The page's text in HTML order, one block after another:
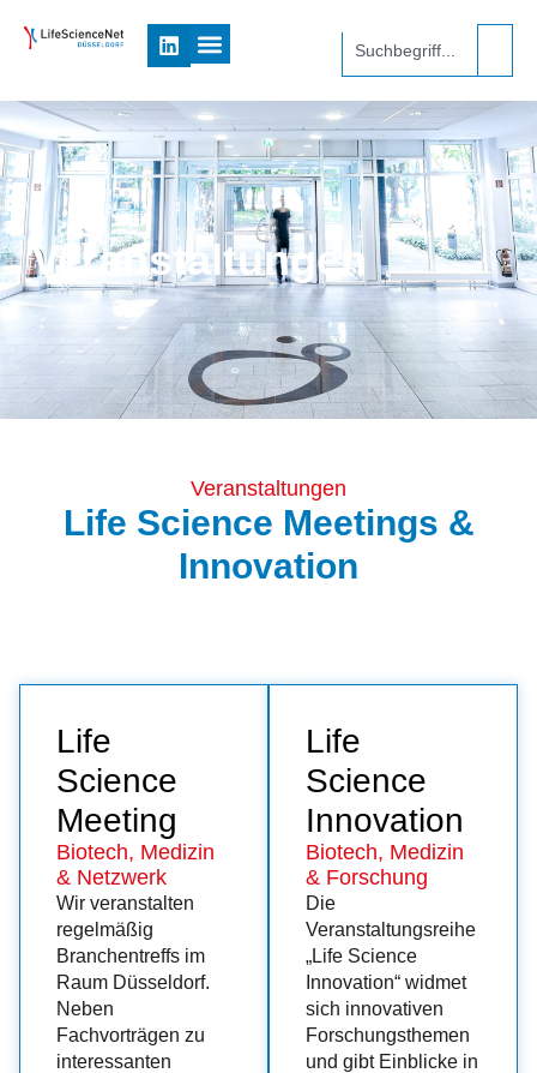
Veranstaltungen
Veranstaltungen
Life Science Meetings &
Innovation
Life
Science
Meeting
Biotech, Medizin
& Netzwerk
Wir veranstalten
regelmäßig
Branchentreffs im
Raum Düsseldorf.
Neben
Fachvorträgen zu
interessanten
Life
Science
Innovation
Biotech, Medizin
& Forschung
Die
Veranstaltungsreihe
„Life Science
Innovation“ widmet
sich innovativen
Forschungsthemen
und gibt Einblicke in